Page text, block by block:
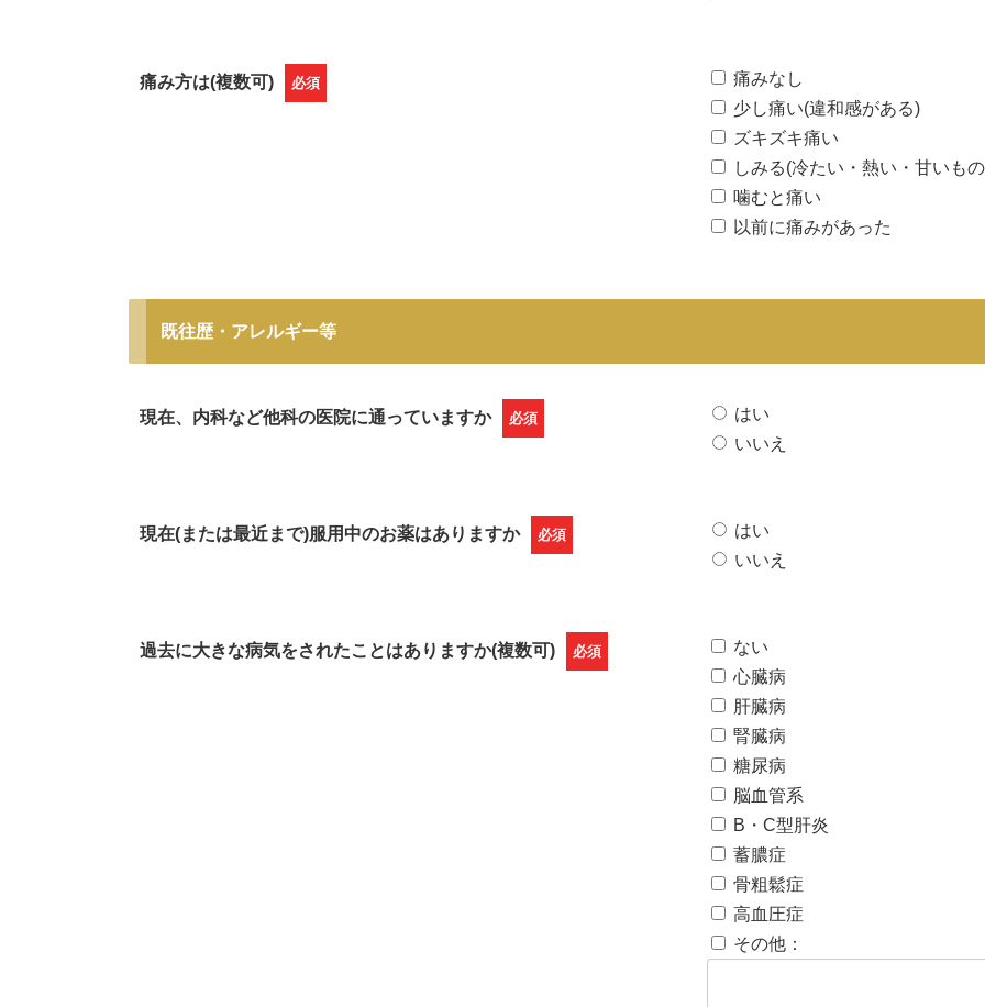
痛み方は(複数可) 必須
痛みなし
少し痛い(違和感がある)
ズキズキ痛い
しみる(冷たい・熱い・甘いも
噛むと痛い
以前に痛みがあった
既往歴・アレルギー等
現在、内科など他科の医院に通っていますか 必須
はい
いいえ
現在(または最近まで)服用中のお薬はありますか 必須
はい
いいえ
過去に大きな病気をされたことはありますか(複数可) 必須
ない
心臓病
肝臓病
腎臓病
糖尿病
脳血管系
B・C型肝炎
蓄膿症
骨粗鬆症
高血圧症
その他：